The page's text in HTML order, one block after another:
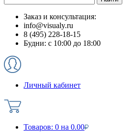
Заказ и консультация:
info@visualy.ru
8 (495) 228-18-15
Будни: с 10:00 до 18:00
Личный кабинет
Товаров: 0 на 0.00